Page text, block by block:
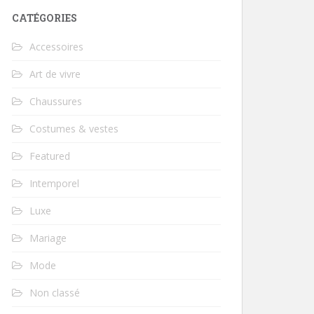
CATÉGORIES
Accessoires
Art de vivre
Chaussures
Costumes & vestes
Featured
Intemporel
Luxe
Mariage
Mode
Non classé